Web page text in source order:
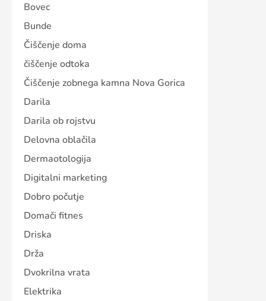
Bovec
Bunde
Čiščenje doma
čiščenje odtoka
Čiščenje zobnega kamna Nova Gorica
Darila
Darila ob rojstvu
Delovna oblačila
Dermaotologija
Digitalni marketing
Dobro počutje
Domači fitnes
Driska
Drža
Dvokrilna vrata
Elektrika